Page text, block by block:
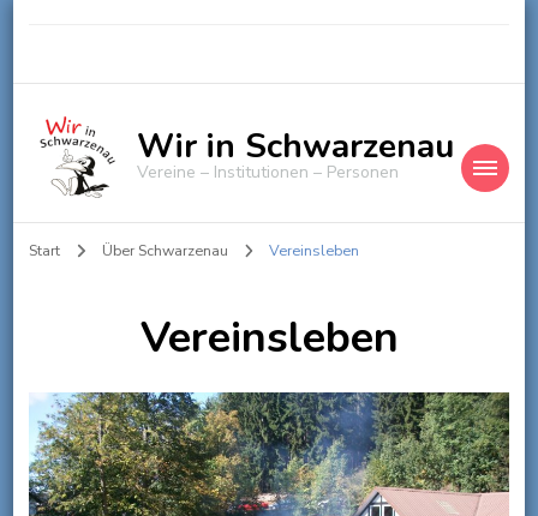
Wir in Schwarzenau
Vereine – Institutionen – Personen
Start Über Schwarzenau Vereinsleben
Vereinsleben